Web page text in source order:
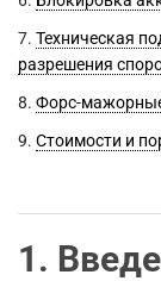
7. Техническая
разрешения
8. Форс-
9. Стоимости и
1.